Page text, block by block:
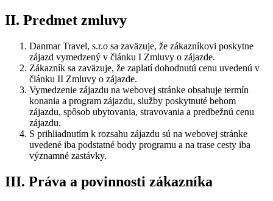
II. Predmet zmluvy
Danmar Travel, s.r.o sa zaväzuje, že zákazníkovi poskytne
zájazd vymedzený v článku I Zmluvy o zájazde.
Zákazník sa zaväzuje, že zaplatí dohodnutú cenu uvedenú v
článku II Zmluvy o zájazde.
Vymedzenie zájazdu na webovej stránke obsahuje termín
konania a program zájazdu, služby poskytnuté behom
zájazdu, spôsob ubytovania, stravovania a predbežnú cenu
zájazdu.
S prihliadnutím k rozsahu zájazdu sú na webovej stránke
uvedené iba podstatné body programu a na trase cesty iba
významné zastávky.
III. Práva a povinnosti zákazníka